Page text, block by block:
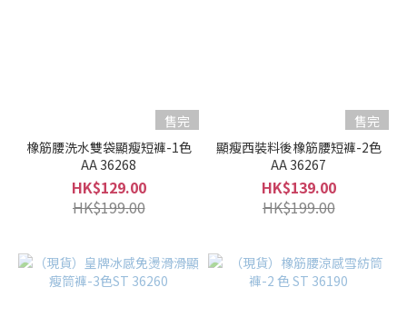
售完
橡筋腰洗水雙袋顯瘦短褲-1色
AA 36268
HK$129.00
HK$199.00
售完
顯瘦西裝料後橡筋腰短褲-2色
AA 36267
HK$139.00
HK$199.00